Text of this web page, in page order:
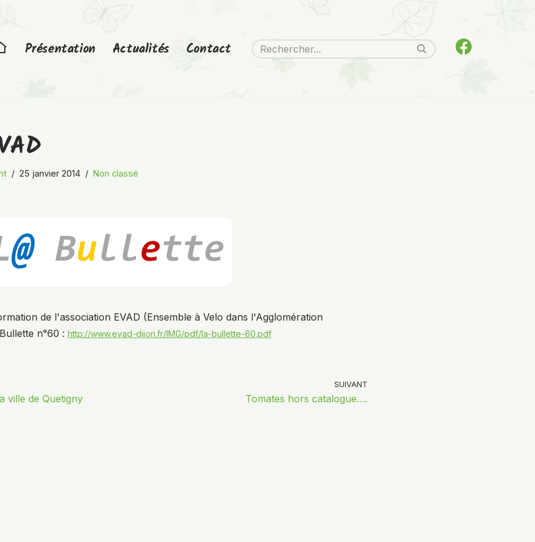
Présentation Actualités Contact
25 janvier 2014 Non classé
de l'association EVAD (Ensemble à Velo dans l'Agglomération
n°60 : http://www.evad-dijon.fr/IMG/pdf/la-bullette-60.pdf
ville de Quetigny
SUIVANT
Tomates hors catalogue….